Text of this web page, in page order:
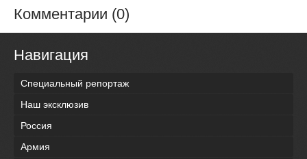
Комментарии (0)
Навигация
Специальный репортаж
Наш эксклюзив
Россия
Армия